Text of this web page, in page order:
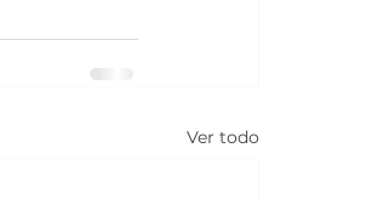
Ver todo